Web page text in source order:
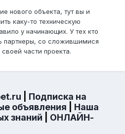
нового объекта, тут вы и
каку-то техническую
у начинающих. У тех кто
партнеры, со сложившимися
части проекта.
Подписка на
объявления
Наша
знаний
ОНЛАЙН-